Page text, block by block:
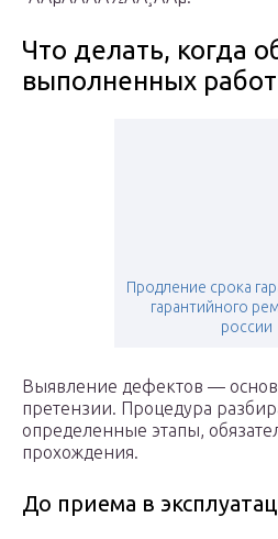
Что делать, когда
выполненных работ
Продление срока
гарантийного
россии
Выявление дефектов —
претензии. Процедура
определенные этапы,
прохождения.
До приема в